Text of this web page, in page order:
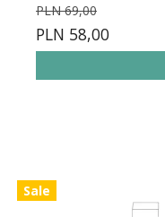
PLN 69,00
PLN 58,00
Sale